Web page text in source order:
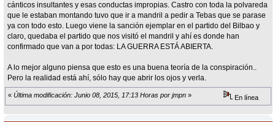
cánticos insultantes y esas conductas impropias. Castro con toda la polvareda
que le estaban montando tuvo que ir a mandril a pedir a Tebas que se parase
ya con todo esto. Luego viene la sanción ejemplar en el partido del Bilbao y
claro, quedaba el partido que nos visitó el mandril y ahí es donde han
confirmado que van a por todas: LA GUERRA ESTÁ ABIERTA.
A lo mejor alguno piensa que esto es una buena teoría de la conspiración..
Pero la realidad está ahí, sólo hay que abrir los ojos y verla.
« Última modificación: Junio 08, 2015, 17:13 Horas por jmpn » En línea